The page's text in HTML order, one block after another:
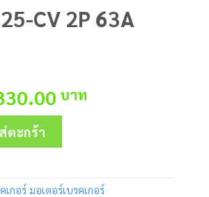
CV 2P 63A
บาท.
บาท
2P 63A Mitsubishi ชิ้น
ตะกร้า
เกอร์ มอเตอร์เบรคเกอร์